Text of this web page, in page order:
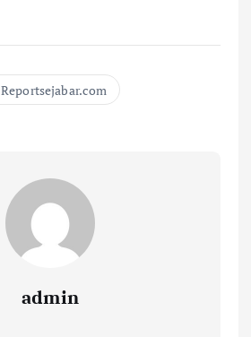
Reportsejabar.com
admin